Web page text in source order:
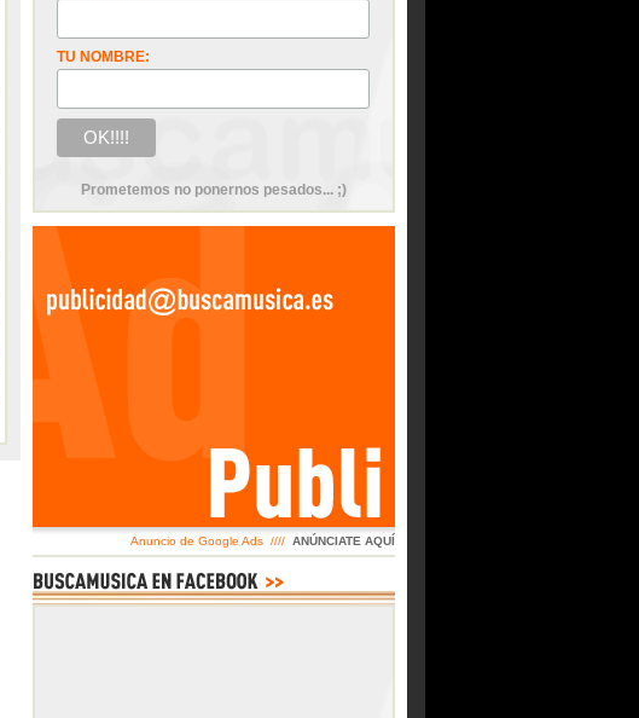
TU NOMBRE:
Prometemos no ponernos pesados... ;)
Anuncio de Google Ads //// ANÚNCIATE AQUÍ